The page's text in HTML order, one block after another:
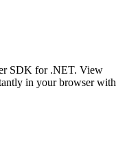
SDK for .NET. View
in your browser with